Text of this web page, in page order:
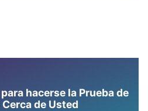
hacerse la Prueba de
de Usted